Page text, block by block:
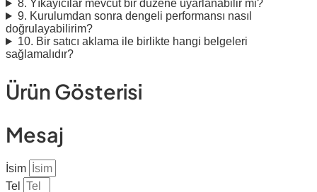
8. Yıkayıcılar mevcut bir düzene uyarlanabilir mi?
9. Kurulumdan sonra dengeli performansı nasıl
doğrulayabilirim?
10. Bir satıcı aklama ile birlikte hangi belgeleri
sağlamalıdır?
Ürün Gösterisi
Mesaj
İsim
Tel